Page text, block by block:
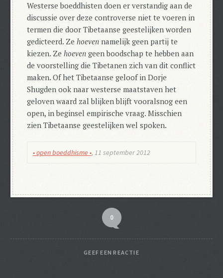
Westerse boeddhisten doen er verstandig aan de
discussie over deze controverse niet te voeren in
termen die door Tibetaanse geestelijken worden
gedicteerd. Zehoeven namelijk geen partij te
kiezen. Zehoeven geen boodschap te hebben aan
de voorstelling die Tibetanen zich van dit conflict
maken. Of het Tibetaanse geloof in Dorje
Shugden ook naar westerse maatstaven het
geloven waard zal blijken blijft vooralsnog een
open, in beginsel empirische vraag. Misschien
zien Tibetaanse geestelijken wel spoken.
• open boeddhisme •, 11 september 2012
0
GEEF EEN REACTIE